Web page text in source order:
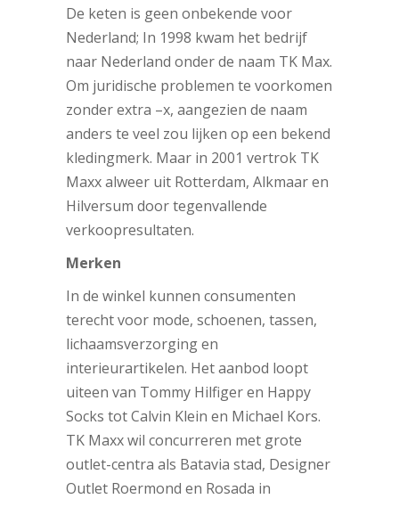
De keten is geen onbekende voor
Nederland; In 1998 kwam het bedrijf
naar Nederland onder de naam TK Max.
Om juridische problemen te voorkomen
zonder extra –x, aangezien de naam
anders te veel zou lijken op een bekend
kledingmerk. Maar in 2001 vertrok TK
Maxx alweer uit Rotterdam, Alkmaar en
Hilversum door tegenvallende
verkoopresultaten.
Merken
In de winkel kunnen consumenten
terecht voor mode, schoenen, tassen,
lichaamsverzorging en
interieurartikelen. Het aanbod loopt
uiteen van Tommy Hilfiger en Happy
Socks tot Calvin Klein en Michael Kors.
TK Maxx wil concurreren met grote
outlet-centra als Batavia stad, Designer
Outlet Roermond en Rosada in